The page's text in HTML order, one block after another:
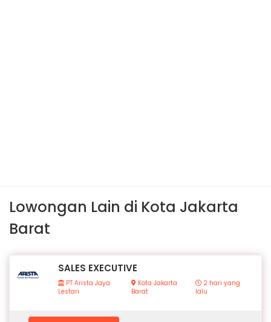
Lowongan Lain di Kota Jakarta
Barat
SALES EXECUTIVE
PT Arista Jaya
Lestari
Kota Jakarta
Barat
2 hari yang
lalu